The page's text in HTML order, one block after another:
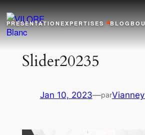
Aller
au
contenu
PRÉSENTATION EXPERTISES BLOG
Slider20235
Jan 10, 2023—par